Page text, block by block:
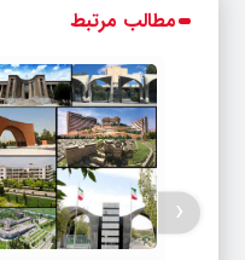
مطالب مرتبط
‹